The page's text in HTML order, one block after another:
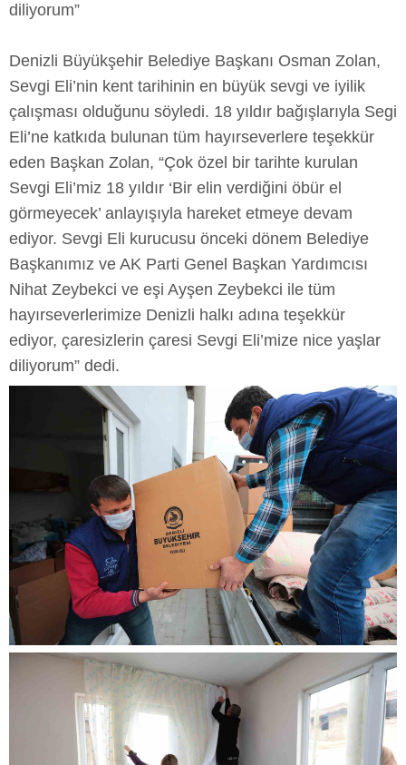
diliyorum”
Denizli Büyükşehir Belediye Başkanı Osman Zolan,
Sevgi Eli’nin kent tarihinin en büyük sevgi ve iyilik
çalışması olduğunu söyledi. 18 yıldır bağışlarıyla Segi
Eli’ne katkıda bulunan tüm hayırseverlere teşekkür
eden Başkan Zolan, “Çok özel bir tarihte kurulan
Sevgi Eli’miz 18 yıldır ‘Bir elin verdiğini öbür el
görmeyecek’ anlayışıyla hareket etmeye devam
ediyor. Sevgi Eli kurucusu önceki dönem Belediye
Başkanımız ve AK Parti Genel Başkan Yardımcısı
Nihat Zeybekci ve eşi Ayşen Zeybekci ile tüm
hayırseverlerimize Denizli halkı adına teşekkür
ediyor, çaresizlerin çaresi Sevgi Eli’mize nice yaşlar
diliyorum” dedi.